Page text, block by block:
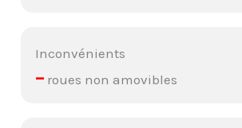
Inconvénients
– roues non amovibles